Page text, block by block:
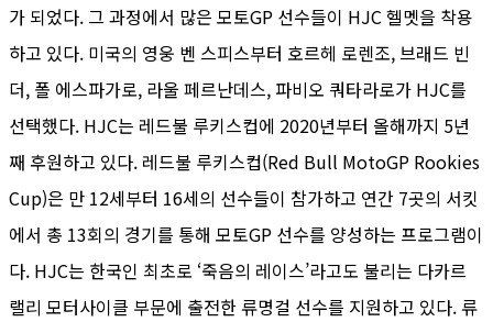
가 되었다. 그 과정에서 많은 모토GP 선수들이 HJC 헬멧을 착용
하고 있다. 미국의 영웅 벤 스피스부터 호르헤 로렌조, 브래드 빈
더, 폴 에스파가로, 라울 페르난데스, 파비오 쿼타라로가 HJC를
선택했다. HJC는 레드불 루키스컵에 2020년부터 올해까지 5년
째 후원하고 있다. 레드불 루키스컵(Red Bull MotoGP Rookies
Cup)은 만 12세부터 16세의 선수들이 참가하고 연간 7곳의 서킷
에서 총 13회의 경기를 통해 모토GP 선수를 양성하는 프로그램이
다. HJC는 한국인 최초로 ‘죽음의 레이스’라고도 불리는 다카르
랠리 모터사이클 부문에 출전한 류명걸 선수를 지원하고 있다. 류